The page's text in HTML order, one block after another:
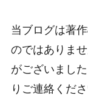
当ブログは著
のではありま
がございまし
りご連絡くだ